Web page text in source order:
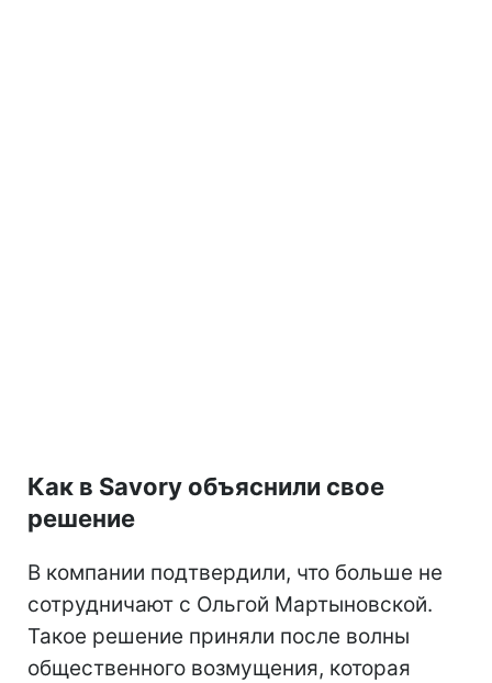
Как в Savory объяснили свое
решение
В компании подтвердили, что больше не
сотрудничают с Ольгой Мартыновской.
Такое решение приняли после волны
общественного возмущения, которая